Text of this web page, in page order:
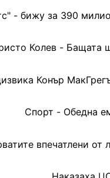
- бижу за 390
Колев - Бащата
Конър
Спорт - Обедна
впечатлени